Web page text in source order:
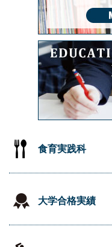
食育実践科
大学合格実績